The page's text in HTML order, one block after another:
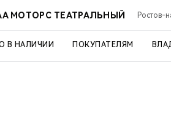
МОТОРС ТЕАТРАЛЬНЫЙ Ростов-
В НАЛИЧИИ ПОКУПАТЕЛЯМ